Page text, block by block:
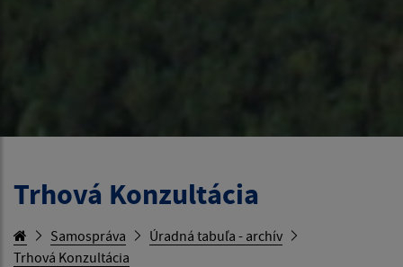
Trhová Konzultácia
Samospráva
Úradná tabuľa - archív
Trhová Konzultácia